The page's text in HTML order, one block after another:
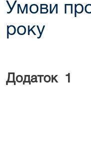
Умови
року
Додаток
1